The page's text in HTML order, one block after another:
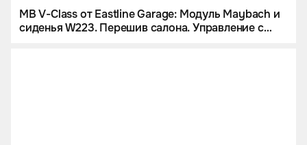
MB V-Class от Eastline Garage: Модуль Maybach и
сиденья W223. Перешив салона. Управление с